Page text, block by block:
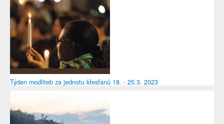
Týden modliteb za jednotu křesťanů 18. - 25.3. 2023